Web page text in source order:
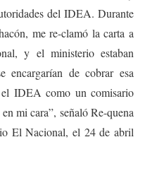
del IDEA. Durante
me re-clamó la carta a
y el ministerio estaban
encargarían de cobrar esa
IDEA como un comisario
mi cara”, señaló Re-quena
El Nacional, el 24 de abril